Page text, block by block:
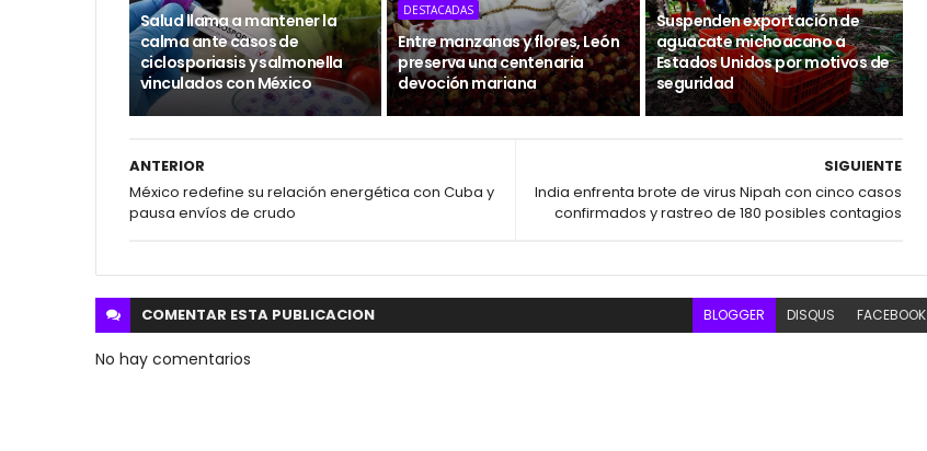
Salud llama a mantener la
calma ante casos de
ciclosporiasis y salmonella
vinculados con México
DESTACADAS
Entre manzanas y flores, León
preserva una centenaria
devoción mariana
Suspenden exportación de
aguacate michoacano a
Estados Unidos por motivos de
seguridad
SIGUIENTE
India enfrenta brote de virus Nipah con cinco casos
confirmados y rastreo de 180 posibles contagios
ANTERIOR
México redefine su relación energética con Cuba y
pausa envíos de crudo
COMENTAR ESTA PUBLICACION BLOGGER DISQUS FACEBOOK
No hay comentarios